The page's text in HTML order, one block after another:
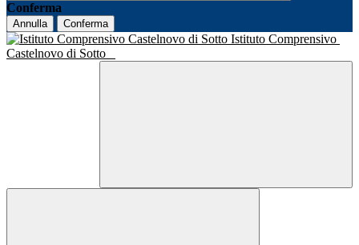
Conferma
Annulla Conferma
Istituto Comprensivo
Castelnovo di Sotto